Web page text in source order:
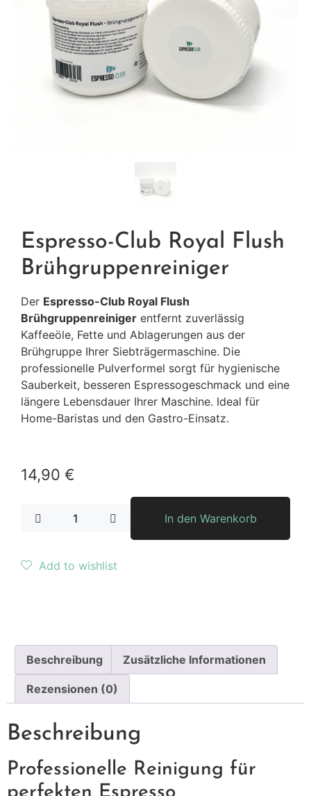
Espresso-Club Royal Flush
Brühgruppenreiniger
Der Espresso-Club Royal Flush
Brühgruppenreiniger entfernt zuverlässig
Kaffeeöle, Fette und Ablagerungen aus der
Brühgruppe Ihrer Siebträgermaschine. Die
professionelle Pulverformel sorgt für hygienische
Sauberkeit, besseren Espressogeschmack und eine
längere Lebensdauer Ihrer Maschine. Ideal für
Home-Baristas und den Gastro-Einsatz.
14,90 €
In den Warenkorb
Add to wishlist
Beschreibung Zusätzliche Informationen
Rezensionen (0)
Beschreibung
Professionelle Reinigung für